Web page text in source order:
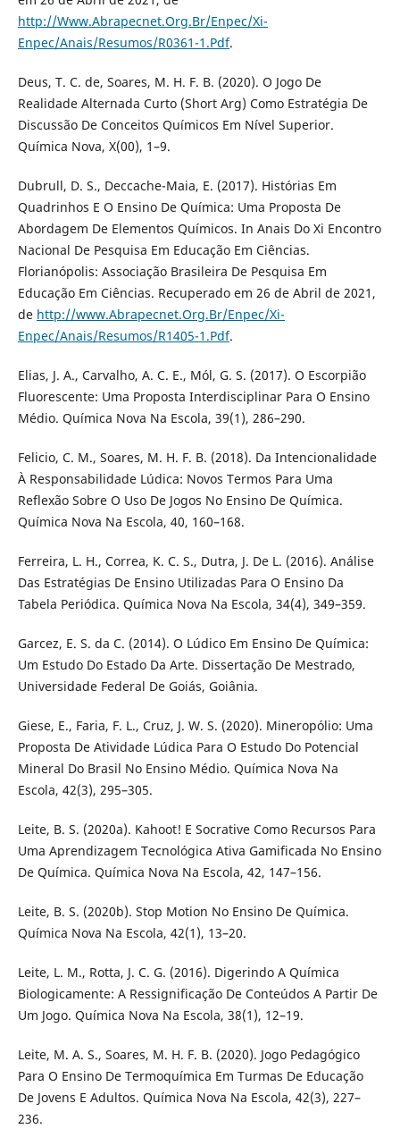
http://Www.Abrapecnet.Org.Br/Enpec/Xi-
Enpec/Anais/Resumos/R0361-1.Pdf.
Deus, T. C. de, Soares, M. H. F. B. (2020). O Jogo De
Realidade Alternada Curto (Short Arg) Como Estratégia De
Discussão De Conceitos Químicos Em Nível Superior.
Química Nova, X(00), 1–9.
Dubrull, D. S., Deccache-Maia, E. (2017). Histórias Em
Quadrinhos E O Ensino De Química: Uma Proposta De
Abordagem De Elementos Químicos. In Anais Do Xi Encontro
Nacional De Pesquisa Em Educação Em Ciências.
Florianópolis: Associação Brasileira De Pesquisa Em
Educação Em Ciências. Recuperado em 26 de Abril de 2021,
de http://www.Abrapecnet.Org.Br/Enpec/Xi-
Enpec/Anais/Resumos/R1405-1.Pdf.
Elias, J. A., Carvalho, A. C. E., Mól, G. S. (2017). O Escorpião
Fluorescente: Uma Proposta Interdisciplinar Para O Ensino
Médio. Química Nova Na Escola, 39(1), 286–290.
Felicio, C. M., Soares, M. H. F. B. (2018). Da Intencionalidade
À Responsabilidade Lúdica: Novos Termos Para Uma
Reflexão Sobre O Uso De Jogos No Ensino De Química.
Química Nova Na Escola, 40, 160–168.
Ferreira, L. H., Correa, K. C. S., Dutra, J. De L. (2016). Análise
Das Estratégias De Ensino Utilizadas Para O Ensino Da
Tabela Periódica. Química Nova Na Escola, 34(4), 349–359.
Garcez, E. S. da C. (2014). O Lúdico Em Ensino De Química:
Um Estudo Do Estado Da Arte. Dissertação De Mestrado,
Universidade Federal De Goiás, Goiânia.
Giese, E., Faria, F. L., Cruz, J. W. S. (2020). Mineropólio: Uma
Proposta De Atividade Lúdica Para O Estudo Do Potencial
Mineral Do Brasil No Ensino Médio. Química Nova Na
Escola, 42(3), 295–305.
Leite, B. S. (2020a). Kahoot! E Socrative Como Recursos Para
Uma Aprendizagem Tecnológica Ativa Gamificada No Ensino
De Química. Química Nova Na Escola, 42, 147–156.
Leite, B. S. (2020b). Stop Motion No Ensino De Química.
Química Nova Na Escola, 42(1), 13–20.
Leite, L. M., Rotta, J. C. G. (2016). Digerindo A Química
Biologicamente: A Ressignificação De Conteúdos A Partir De
Um Jogo. Química Nova Na Escola, 38(1), 12–19.
Leite, M. A. S., Soares, M. H. F. B. (2020). Jogo Pedagógico
Para O Ensino De Termoquímica Em Turmas De Educação
De Jovens E Adultos. Química Nova Na Escola, 42(3), 227–
236.